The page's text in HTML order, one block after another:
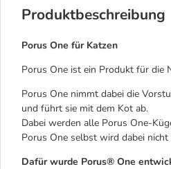
Produktbeschreibung
Porus One für Katzen
Porus One ist ein Produkt für die
Porus One nimmt dabei die
und führt sie mit dem Kot ab.
Dabei werden alle Porus One-
Porus One selbst wird dabei
Dafür wurde Porus® One